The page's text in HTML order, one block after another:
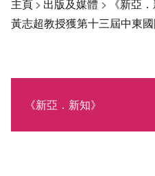
主頁> 出版及媒體 > 《新亞
黃志超教授獲第十三屆中東
《新亞．新知》